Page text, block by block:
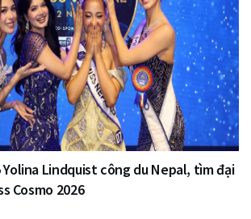
Yolina Lindquist công du Nepal, tìm đại
Cosmo 2026